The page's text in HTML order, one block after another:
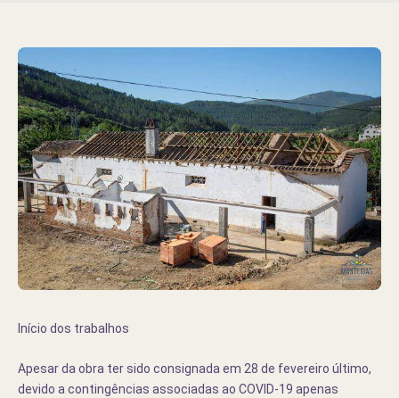
Início dos trabalhos
Apesar da obra ter sido consignada em 28 de fevereiro último,
devido a contingências associadas ao COVID-19 apenas